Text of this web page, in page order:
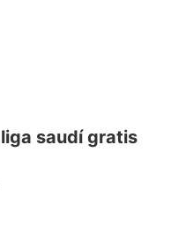
saudí gratis